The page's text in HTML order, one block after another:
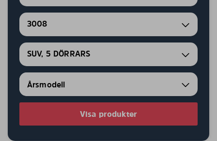
3008
SUV, 5 DÖRRARS
Visa produkter